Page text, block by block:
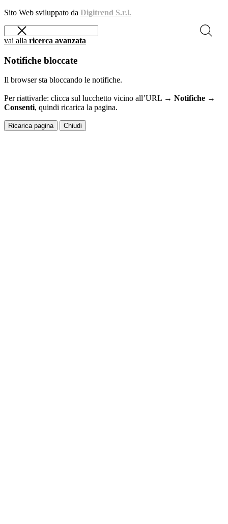
Sito Web sviluppato da Digitrend S.r.l.
vai alla ricerca avanzata
Notifiche bloccate
Il browser sta bloccando le notifiche.
Per riattivarle: clicca sul lucchetto vicino all’URL → Notifiche →
Consenti, quindi ricarica la pagina.
Ricarica pagina Chiudi